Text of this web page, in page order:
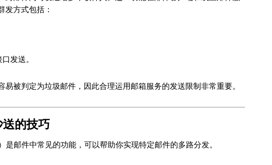
发方式包括：
发送。
易被判定为垃圾邮件，因此合理运用邮箱服务的发送限制非常重要。
的技巧
邮件中常见的功能，可以帮助你实现特定邮件的多路分发。